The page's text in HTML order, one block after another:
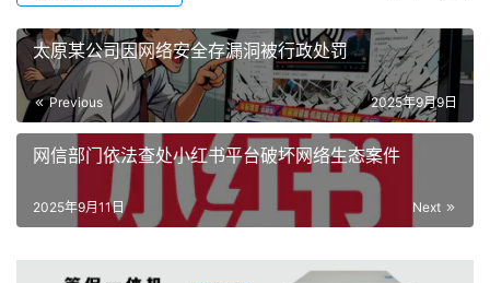
太原某公司因网络安全存漏洞被行政处罚
Previous 2025年9月9日
网信部门依法查处小红书平台破坏网络生态案件
Next
2025年9月11日